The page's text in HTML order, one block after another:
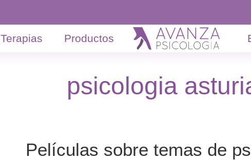
Terapias Productos
psicologia
Películas sobre temas de